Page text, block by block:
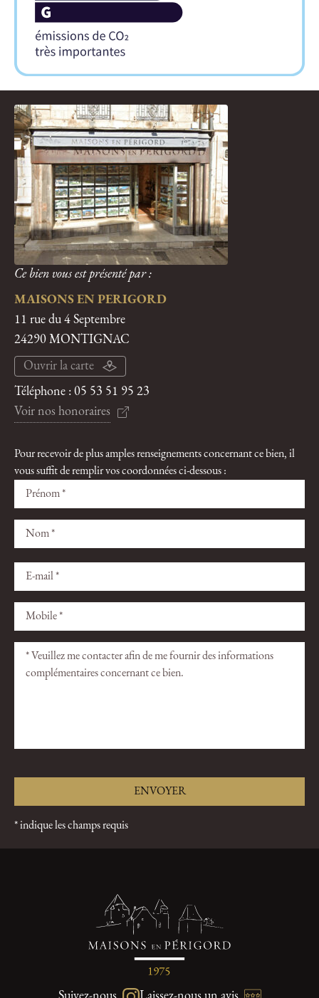
Ce bien vous est présenté par :
MAISONS EN PERIGORD
11 rue du 4 Septembre
24290 MONTIGNAC
Ouvrir la carte
Téléphone : 05 53 51 95 23
Voir nos honoraires
Pour recevoir de plus amples renseignements concernant ce bien, il
vous suffit de remplir vos coordonnées ci-dessous :
ce
champ
Veuillez
ce
champ
* indique les champs requis